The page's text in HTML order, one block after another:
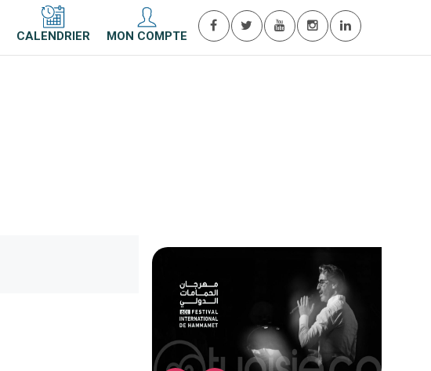
CALENDRIER MON COMPTE